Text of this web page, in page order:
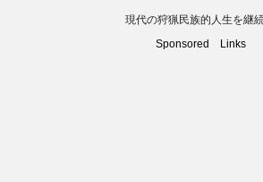
現代の狩猟民族的人生を継
Sponsored Links